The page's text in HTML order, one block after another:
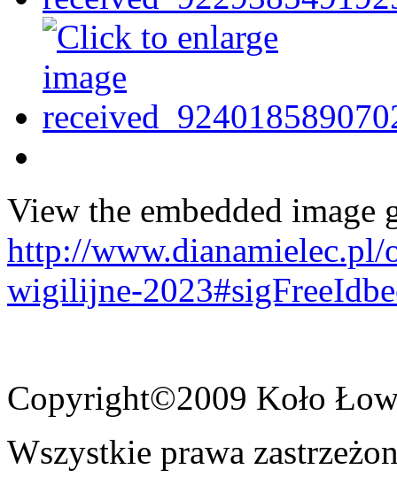
View the embedded image
http://
wigilijne-
Copyright©2009 Koło
Wszystkie prawa